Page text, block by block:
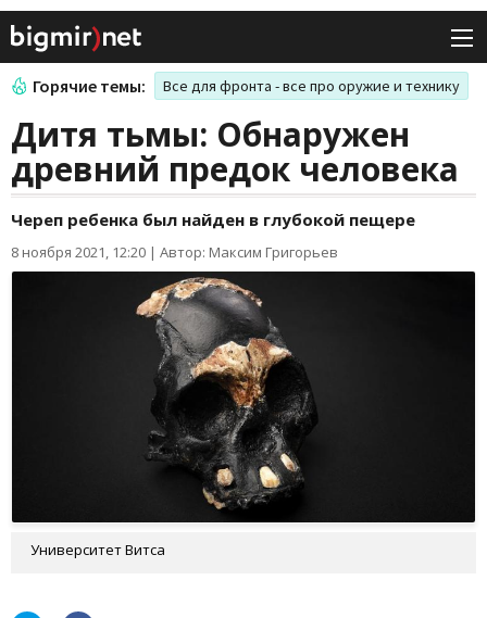
Горячие темы: Все для фронта - все про оружие и технику
Дитя тьмы: Обнаружен
древний предок человека
Череп ребенка был найден в глубокой пещере
8 ноября 2021, 12:20 | Автор: Максим Григорьев
Университет Витса